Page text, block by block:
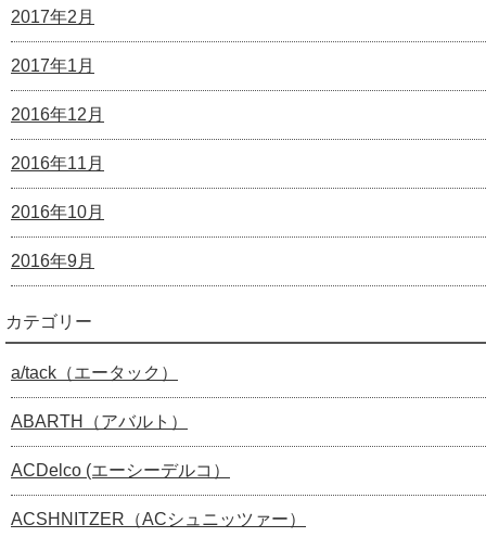
2017年2月
2017年1月
2016年12月
2016年11月
2016年10月
2016年9月
カテゴリー
a/tack（エータック）
ABARTH（アバルト）
ACDelco (エーシーデルコ）
ACSHNITZER（ACシュニッツァー）